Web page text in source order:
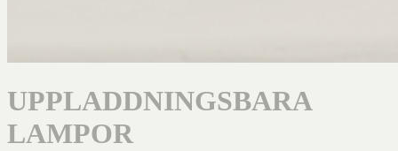
UPPLADDNINGSBARA
LAMPOR